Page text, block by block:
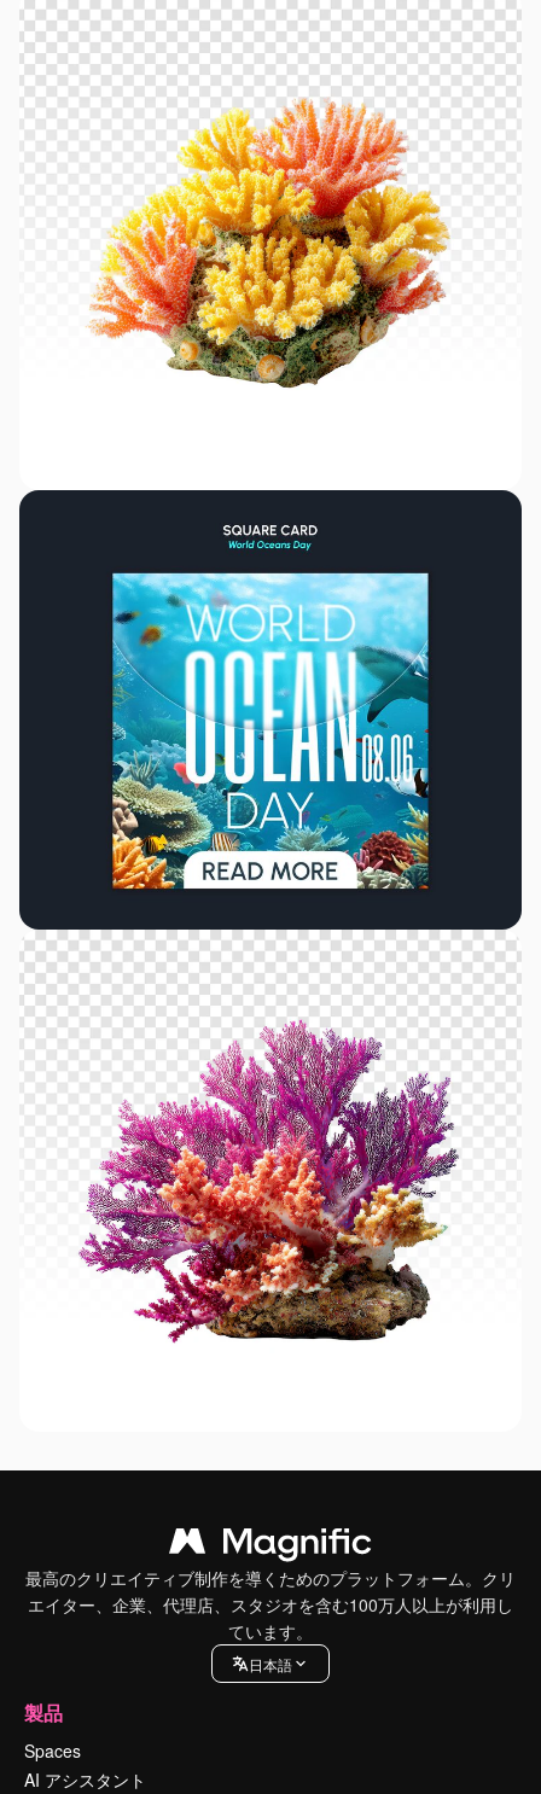
最高のクリエイティブ制作を導くためのプラットフォーム。クリ
エイター、企業、代理店、スタジオを含む100万人以上が利用し
ています。
日本語
製品
Spaces
AI アシスタント